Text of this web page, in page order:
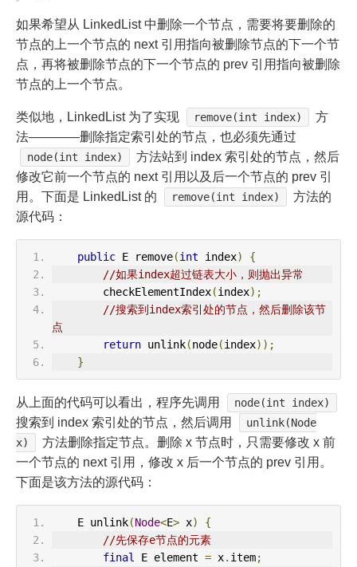
如果希望从 LinkedList 中删除一个节点，需要将要删除的
节点的上一个节点的 next 引用指向被删除节点的下一个节
点，再将被删除节点的下一个节点的 prev 引用指向被删除
节点的上一个节点。
类似地，LinkedList 为了实现 remove(int index)
方
法————删除指定索引处的节点，也必须先通过
node(int index)
方法站到 index 索引处的节点，然后
修改它前一个节点的 next 引用以及后一个节点的 prev 引
用。下面是 LinkedList 的
remove(int index)
方法的
源代码：
public E remove(int index)
{
//如果index超过链表大小，则抛出异常
        checkElementIndex
(index);
//搜索到index索引处的节点，然后删除该节
点
return unlink(node(index));
}
从上面的代码可以看出，程序先调用 node(int index)
搜索到 index 索引处的节点，然后调用
unlink(Node
x)
方法删除指定节点。删除 x 节点时，只需要修改 x 前
一个节点的 next 引用，修改 x 后一个节点的 prev 引用。
下面是该方法的源代码：
    E unlink
(Node<E> x)
{
//先保存e节点的元素
final
E element = x. item;